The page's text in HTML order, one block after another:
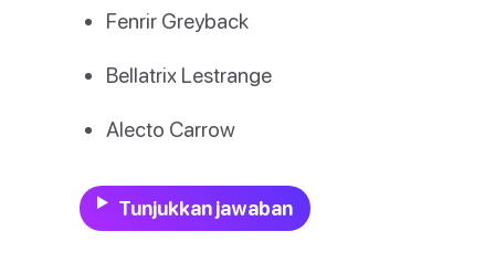
Fenrir Greyback
Bellatrix Lestrange
Alecto Carrow
Tunjukkan jawaban